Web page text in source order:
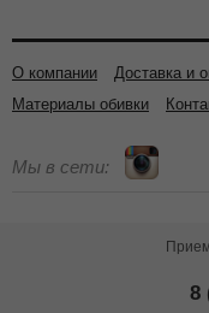
О компании Доставка и
Материалы обивки
Мы в сети:
8